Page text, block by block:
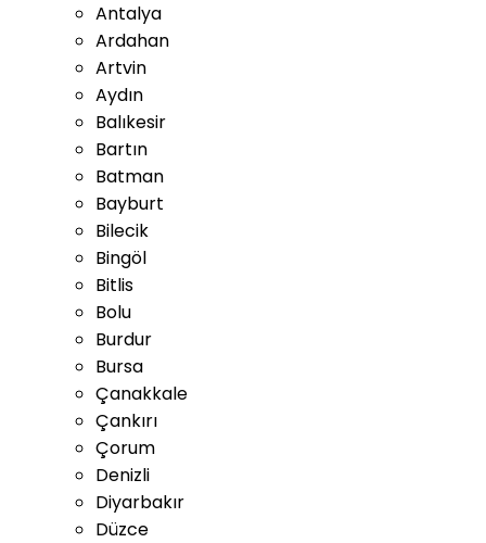
Antalya
Ardahan
Artvin
Aydın
Balıkesir
Bartın
Batman
Bayburt
Bilecik
Bingöl
Bitlis
Bolu
Burdur
Bursa
Çanakkale
Çankırı
Çorum
Denizli
Diyarbakır
Düzce